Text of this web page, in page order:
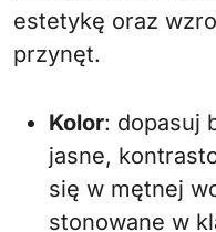
estetykę oraz
przynęt.
Kolor: dopasuj
jasne,
się w mętnej
stonowane w